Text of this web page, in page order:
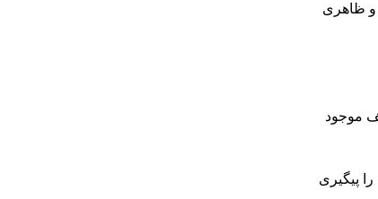
و ظاهری
موجود
را پیگیری